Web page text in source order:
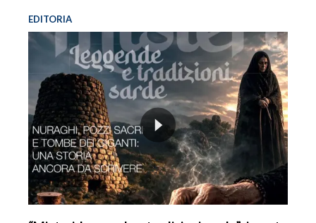
EDITORIA